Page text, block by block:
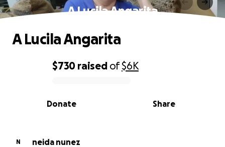
A Lucila Angarita
0% complete
$730 raised of$6K
Share
Donate
A Lucila Angarita
N
neida nunez